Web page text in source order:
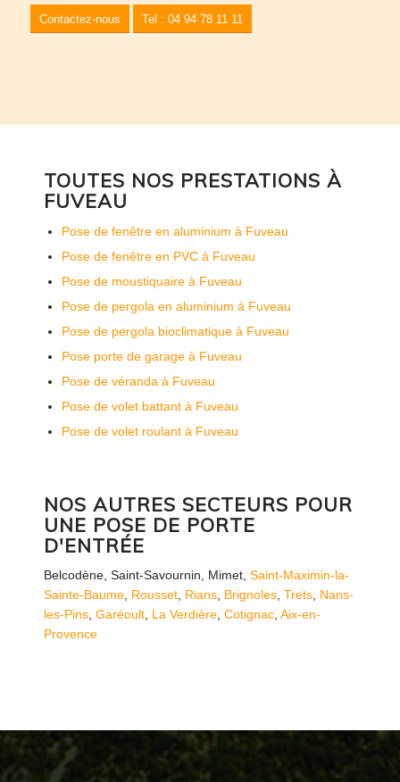
Contactez-nous Tel : 04 94 78 11 11
TOUTES NOS PRESTATIONS À
FUVEAU
Pose de fenêtre en aluminium à Fuveau
Pose de fenêtre en PVC à Fuveau
Pose de moustiquaire à Fuveau
Pose de pergola en aluminium à Fuveau
Pose de pergola bioclimatique à Fuveau
Pose porte de garage à Fuveau
Pose de véranda à Fuveau
Pose de volet battant à Fuveau
Pose de volet roulant à Fuveau
NOS AUTRES SECTEURS POUR
UNE POSE DE PORTE
D'ENTRÉE
Belcodène, Saint-Savournin Mimet, Saint-Maximin-la-
Sainte-Baume, Rousset, Rians, Brignoles, Trets, Nans-
les-Pins, Garéoult, La Verdière, Cotignac, Aix-en-
Provence